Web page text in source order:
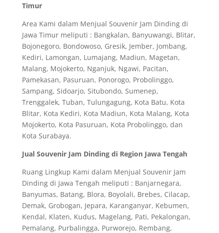
Timur
Area Kami dalam Menjual Souvenir Jam Dinding di
Jawa Timur meliputi : Bangkalan, Banyuwangi, Blitar,
Bojonegoro, Bondowoso, Gresik, Jember, Jombang,
Kediri, Lamongan, Lumajang, Madiun, Magetan,
Malang, Mojokerto, Nganjuk, Ngawi, Pacitan,
Pamekasan, Pasuruan, Ponorogo, Probolinggo,
Sampang, Sidoarjo, Situbondo, Sumenep,
Trenggalek, Tuban, Tulungagung, Kota Batu, Kota
Blitar, Kota Kediri, Kota Madiun, Kota Malang, Kota
Mojokerto, Kota Pasuruan, Kota Probolinggo, dan
Kota Surabaya.
Jual Souvenir Jam Dinding di Region Jawa Tengah
Ruang Lingkup Kami dalam Menjual Souvenir Jam
Dinding di Jawa Tengah meliputi : Banjarnegara,
Banyumas, Batang, Blora, Boyolali, Brebes, Cilacap,
Demak, Grobogan, Jepara, Karanganyar, Kebumen,
Kendal, Klaten, Kudus, Magelang, Pati, Pekalongan,
Pemalang, Purbalingga, Purworejo, Rembang,